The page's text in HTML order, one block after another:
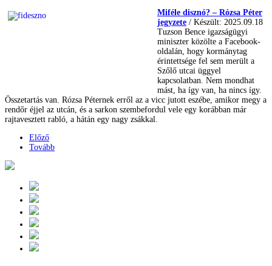
Miféle disznó? – Rózsa Péter
jegyzete / Készült: 2025.09.18
Tuzson Bence igazságügyi
miniszter közölte a Facebook-
oldalán, hogy kormánytag
érintettsége fel sem merült a
Szőlő utcai üggyel
kapcsolatban. Nem mondhat
mást, ha így van, ha nincs így.
Összetartás van. Rózsa Péternek erről az a vicc jutott eszébe, amikor megy a
rendőr éjjel az utcán, és a sarkon szembefordul vele egy korábban már
rajtavesztett rabló, a hátán egy nagy zsákkal.
Előző
Tovább